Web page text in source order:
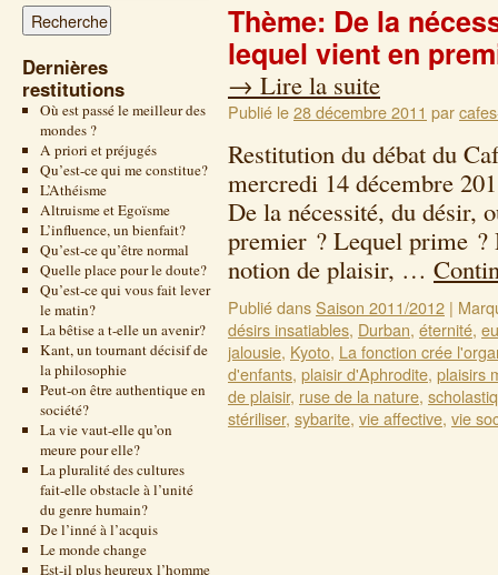
Dernières
restitutions
Où est passé le meilleur des
mondes ?
A priori et préjugés
Qu’est-ce qui me constitue?
L’Athéisme
Altruisme et Egoïsme
L’influence, un bienfait?
Qu’est-ce qu’être normal
Quelle place pour le doute?
Qu’est-ce qui vous fait lever
le matin?
La bêtise a t-elle un avenir?
Kant, un tournant décisif de
la philosophie
Peut-on être authentique en
société?
La vie vaut-elle qu’on
meure pour elle?
La pluralité des cultures
fait-elle obstacle à l’unité
du genre humain?
De l’inné à l’acquis
Le monde change
Est-il plus heureux l’homme
Thème: De la
lequel vient en
→ Lire la suite
Publié le28 décembre 2011 par
Restitution du débat du
mercredi 14 décembre
De la nécessité, du désir,
premier ? Lequel prime ?
notion de plaisir, …
Publié dansSaison 2011/2012 |
désirs insatiables, Durban, éternité,
jalousie, Kyoto, La fonction crée
d'enfants, plaisir d'Aphrodite, plaisirs
de plaisir, ruse de la nature,
stériliser, sybarite, vie affective, vie